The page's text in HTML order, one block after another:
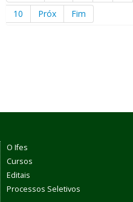
10
Próx Fim
O Ifes
Cursos
Editais
Processos Seletivos